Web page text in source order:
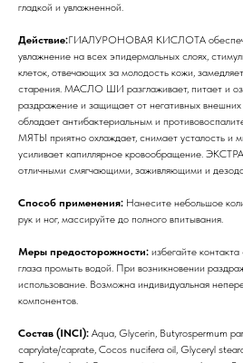
гладкой и увлажненной.
Действие:ГИАЛУРОНОВАЯ КИСЛОТА
увлажнение на всех эпидермальных слоях,
клеток, отвечающих за молодость кожи,
старения. МАСЛО ШИ разглаживает, питает и
раздражение и защищает от негативных
обладает антибактериальным и
МЯТЫ приятно охлаждает, снимает усталость и
усиливает капиллярное кровообращение.
отличными смягчающими, заживляющими и
Способ применения: Нанесите небольшое
рук и ног, массируйте до полного впитывания.
Меры предосторожности: избегайте
глаза промыть водой. При возникновении
использование. Возможна индивидуальная
компонентов.
Состав (INCI): Aqua, Glycerin, Butyrospermum
caprylate/caprate, Cocos nucifera oil, Glyceryl